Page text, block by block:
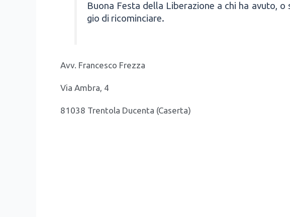
Buo­na Festa del­la Libe­ra­zio­ne a chi ha avu­to,
gio di rico­min­cia­re.
Avv. Fran­ce­sco Frez­za
Via Ambra, 4
81038 Tren­to­la Ducen­ta (Caser­ta)